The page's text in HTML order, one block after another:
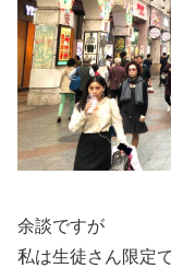
余談ですが
私は生徒さん限定